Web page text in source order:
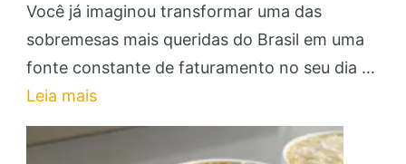
Pavê
de
Coco
Receita
Você já imaginou transformar uma das
sobremesas mais queridas do Brasil em uma
fonte constante de faturamento no seu dia …
Leia mais